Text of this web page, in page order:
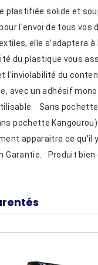
plastifiée solide et
l'envoi de tous vos
elle s'adaptera à
du plastique vous
l'inviolabilité du
avec un adhésif
Sans
pochette
apparaitre ce qu'il
Produit bien